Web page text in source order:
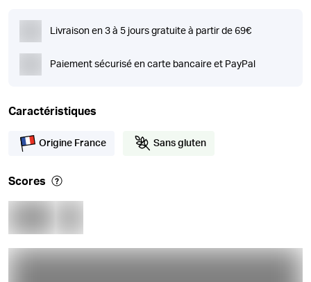
Livraison en 3 à 5 jours gratuite à partir de 69€
Paiement sécurisé en carte bancaire et PayPal
Caractéristiques
Origine France Sans gluten
Scores